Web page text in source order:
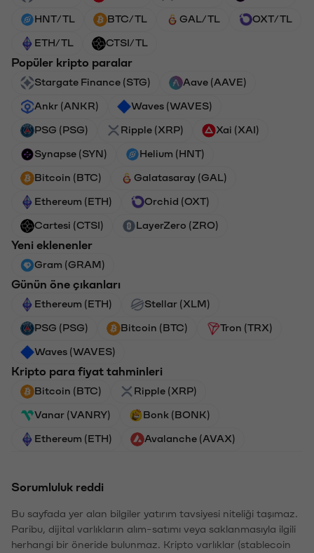
HNT/TL BTC/TL GAL/TL OXT/TL
ETH/TL CTSI/TL
Popüler kripto paralar
Stargate Finance (STG) Aave (AAVE)
Ankr (ANKR) Waves (WAVES)
PSG (PSG) Ripple (XRP) Xai (XAI)
Synapse (SYN) Helium (HNT)
Bitcoin (BTC) Galatasaray (GAL)
Ethereum (ETH) Orchid (OXT)
Cartesi (CTSI) LayerZero (ZRO)
Yeni eklenenler
Gram (GRAM)
Günün öne çıkanları
Ethereum (ETH) Stellar (XLM)
PSG (PSG) Bitcoin (BTC) Tron (TRX)
Waves (WAVES)
Kripto para fiyat tahminleri
Bitcoin (BTC) Ripple (XRP)
Vanar (VANRY) Bonk (BONK)
Ethereum (ETH) Avalanche (AVAX)
Sorumluluk reddi
Bu sayfada yer alan bilgiler yatırım tavsiyesi niteliği taşımaz.
Paribu, dijital varlıkların alım-satımı veya saklanmasıyla ilgili
herhangi bir öneride bulunmaz. Kripto varlıklar (stablecoin